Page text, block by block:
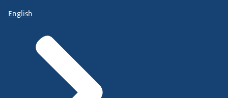
English